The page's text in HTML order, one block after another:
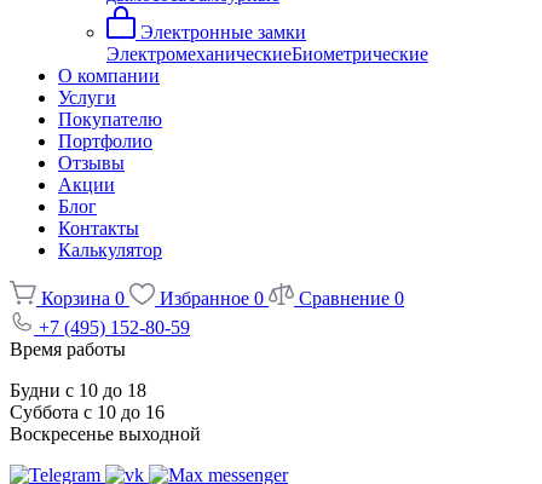
Электронные замки
ЭлектромеханическиеБиометрические
О компании
Услуги
Покупателю
Портфолио
Отзывы
Акции
Блог
Контакты
Калькулятор
Корзина 0 Избранное 0 Сравнение 0
+7 (495) 152-80-59
Время работы
Будни с 10 до 18
Суббота с 10 до 16
Воскресенье выходной